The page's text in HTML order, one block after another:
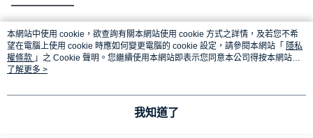
熱門標籤
本網站中使用 cookie，欲查詢有關本網站使用 cookie 方式之詳情，及若您不希
望在電腦上使用 cookie 時應如何變更電腦的 cookie 設定，請參閱本網站「 隱私
權條款 」之 Cookie 聲明。您繼續使用本網站即表示您同意本公司得按本網站使
用條款之 Cookie 聲明使用 cookie。
了解更多 >
我知道了